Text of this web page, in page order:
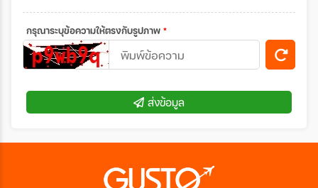
กรุณาระบุข้อความให้ตรงกับรูปภาพ *
ส่งข้อมูล